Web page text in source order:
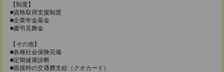
【制度】
■資格取得支援制度
■企業年金基金
■慶弔見舞金
【その他】
■各種社会保険完備
■定期健康診断
■面接時の交通費支給（クオカード）